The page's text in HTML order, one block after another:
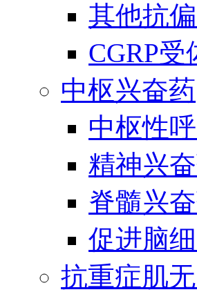
其他抗
CGRP受
中枢兴奋药
中枢性
精神兴
脊髓兴
促进脑
抗重症肌